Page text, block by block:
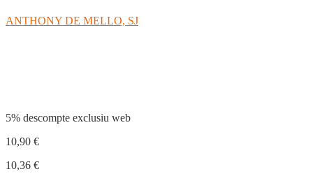
ANTHONY DE MELLO, SJ
5% descompte exclusiu web
10,90 €
10,36 €